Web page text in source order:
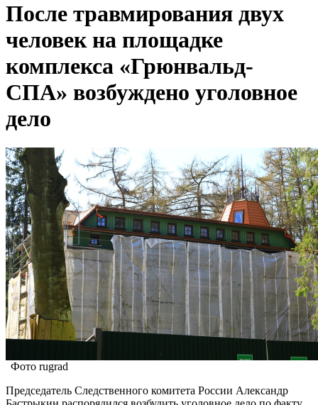
После травмирования двух
человек на площадке
комплекса «Грюнвальд-
СПА» возбуждено уголовное
дело
Фото rugrad
Председатель Следственного комитета России Александр